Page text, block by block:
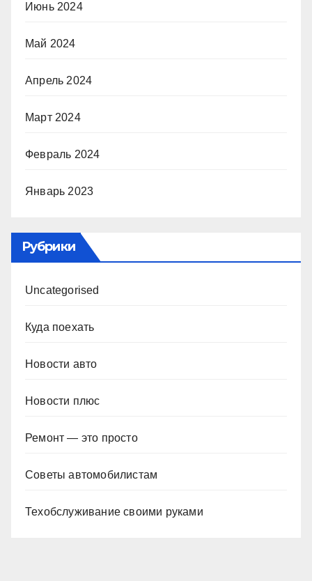
Июнь 2024
Май 2024
Апрель 2024
Март 2024
Февраль 2024
Январь 2023
Рубрики
Uncategorised
Куда поехать
Новости авто
Новости плюс
Ремонт — это просто
Советы автомобилистам
Техобслуживание своими руками